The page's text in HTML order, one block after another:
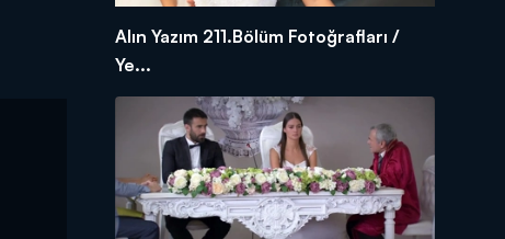
Alın Yazım 211.Bölüm Fotoğrafları /
Ye...